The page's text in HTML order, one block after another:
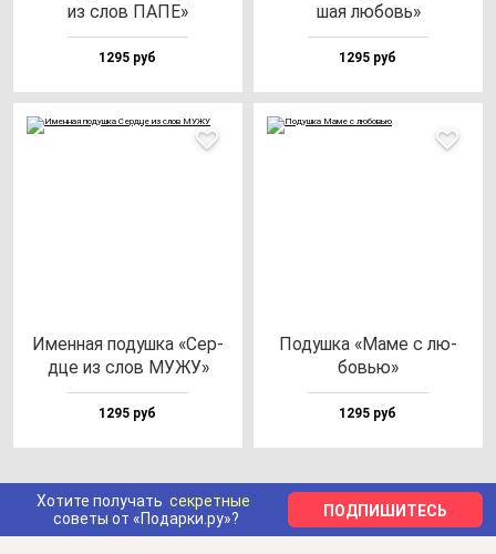
из слов ПАПЕ»
1295 руб
шая лю­бовь»
1295 руб
Имен­ная по­душ­ка «Сер­
дце из слов МУЖУ»
1295 руб
Подуш­ка «Маме с лю­
бовью»
1295 руб
Хотите получать секретные
советы от «Подарки.ру»?
ПОДПИШИТЕСЬ